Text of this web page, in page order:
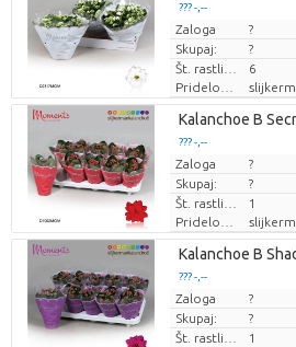
??? -,--
Cena za kos
Loading...
??? -,--
Cena za kos
Loading...
??? -,--
Cena za kos
??? -,--
Cena za kos
Zaloga ?
Skupaj:
?
6
Kalanchoe B
??? -,--
Cena za kos
Zaloga ?
Skupaj:
?
1
Kalanchoe B
??? -,--
Cena za kos
Zaloga ?
Skupaj:
?
1